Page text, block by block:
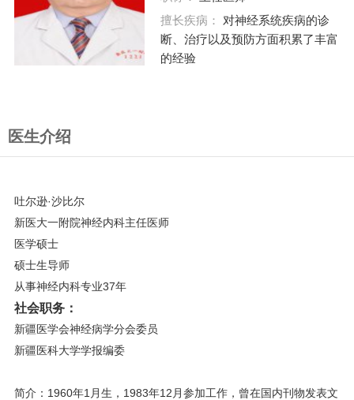
擅长疾病：
对神经系统疾病的诊
断、治疗以及预防方面积累了丰富
的经验
医生介绍
吐尔逊·沙比尔
新医大一附院神经内科主任医师
医学硕士
硕士生导师
从事神经内科专业37年
社会职务：
新疆医学会神经病学分会委员
新疆医科大学学报编委
简介：1960年1月生，1983年12月参加工作，曾在国内刊物发表文